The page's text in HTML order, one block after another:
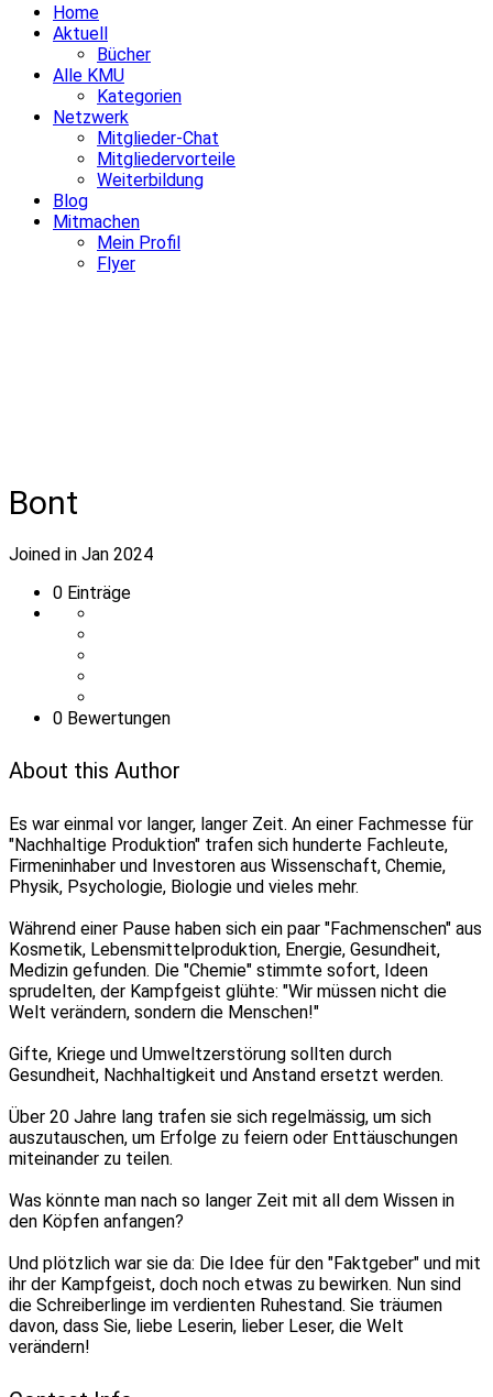
Home
Aktuell
Bücher
Alle KMU
Kategorien
Netzwerk
Mitglieder-Chat
Mitgliedervorteile
Weiterbildung
Blog
Mitmachen
Mein Profil
Flyer
Bont
Joined in Jan 2024
0 Einträge
0 Bewertungen
About this Author
Es war einmal vor langer, langer Zeit. An einer Fachmesse für
"Nachhaltige Produktion" trafen sich hunderte Fachleute,
Firmeninhaber und Investoren aus Wissenschaft, Chemie,
Physik, Psychologie, Biologie und vieles mehr.
Während einer Pause haben sich ein paar "Fachmenschen" aus
Kosmetik, Lebensmittelproduktion, Energie, Gesundheit,
Medizin gefunden. Die "Chemie" stimmte sofort, Ideen
sprudelten, der Kampfgeist glühte: "Wir müssen nicht die
Welt verändern, sondern die Menschen!"
Gifte, Kriege und Umweltzerstörung sollten durch
Gesundheit, Nachhaltigkeit und Anstand ersetzt werden.
Über 20 Jahre lang trafen sie sich regelmässig, um sich
auszutauschen, um Erfolge zu feiern oder Enttäuschungen
miteinander zu teilen.
Was könnte man nach so langer Zeit mit all dem Wissen in
den Köpfen anfangen?
Und plötzlich war sie da: Die Idee für den "Faktgeber" und mit
ihr der Kampfgeist, doch noch etwas zu bewirken. Nun sind
die Schreiberlinge im verdienten Ruhestand. Sie träumen
davon, dass Sie, liebe Leserin, lieber Leser, die Welt
verändern!